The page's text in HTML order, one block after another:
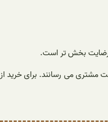
مشتری می رسانند. برای خرید از